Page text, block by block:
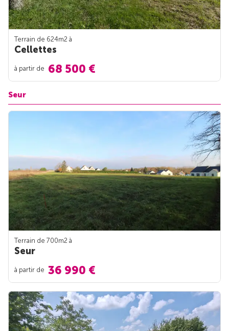
Terrain de 624m2 à
Cellettes
à partir de 68 500 €
Seur
Terrain de 700m2 à
Seur
à partir de 36 990 €